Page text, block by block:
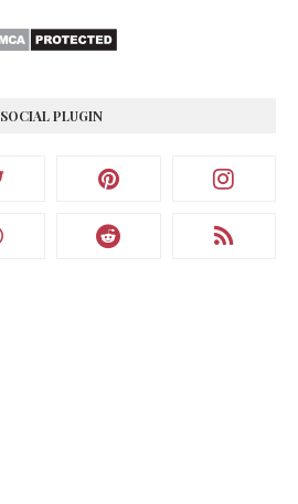
SOCIAL PLUGIN